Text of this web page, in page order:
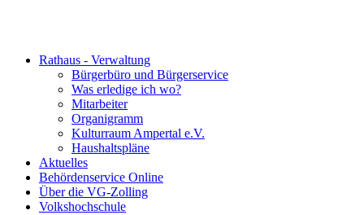
Rathaus - Verwaltung
Bürgerbüro und Bürgerservice
Was erledige ich wo?
Mitarbeiter
Organigramm
Kulturraum Ampertal e.V.
Haushaltspläne
Aktuelles
Behördenservice Online
Über die VG-Zolling
Volkshochschule